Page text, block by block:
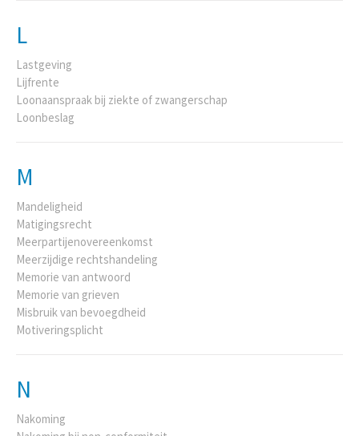
L
Lastgeving
Lijfrente
Loonaanspraak bij ziekte of zwangerschap
Loonbeslag
M
Mandeligheid
Matigingsrecht
Meerpartijenovereenkomst
Meerzijdige rechtshandeling
Memorie van antwoord
Memorie van grieven
Misbruik van bevoegdheid
Motiveringsplicht
N
Nakoming